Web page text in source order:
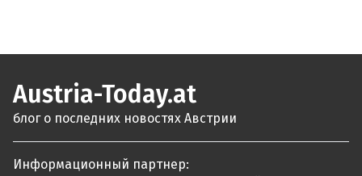
Austria-Today.at
блог о последних новостях Австрии
Информационный партнер: